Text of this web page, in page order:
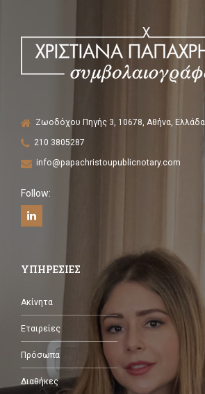
Ζωοδόχου Πηγής 3, 10678, Αθήνα, Ελλάδα
210 3805287
info@papachristoupublicnotary.com
Follow:
ΥΠΗΡΕΣΙΕΣ
Ακίνητα
Εταιρείες
Πρόσωπα
Διαθήκες